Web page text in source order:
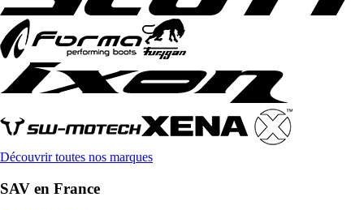
Découvrir toutes nos marques
SAV en France